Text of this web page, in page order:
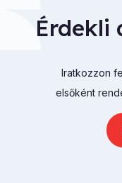
Érdekli
Iratkozzon
elsőként